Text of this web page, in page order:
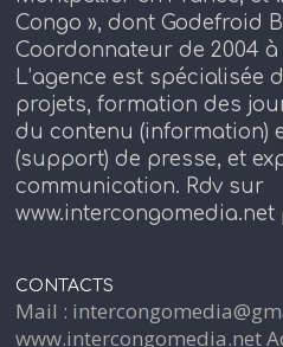
Congo », dont Godefroid
Coordonnateur de 2004 à
L’agence est spécialisée
projets, formation des
du contenu (information)
(support) de presse, et
communication. Rdv sur
CONTACTS
Mail :
www.intercongomedia.net